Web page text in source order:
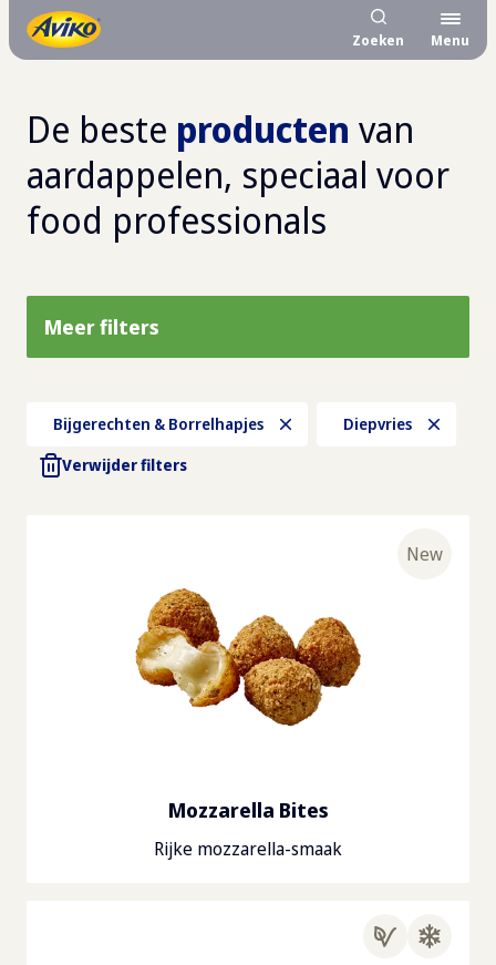
Zoeken Menu
De beste producten van
aardappelen, speciaal voor
food professionals
Meer filters
Bijgerechten & Borrelhapjes
Diepvries
Verwijder filters
New
Mozzarella Bites
Rijke mozzarella-smaak